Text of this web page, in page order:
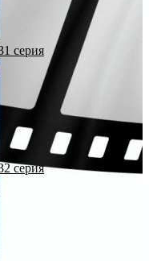
серия
серия